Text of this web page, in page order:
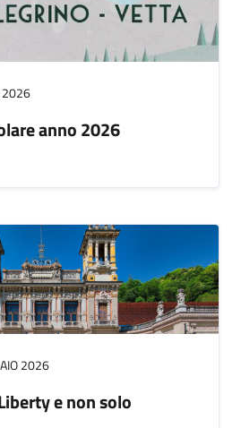
2026
anno 2026
2026
e non solo